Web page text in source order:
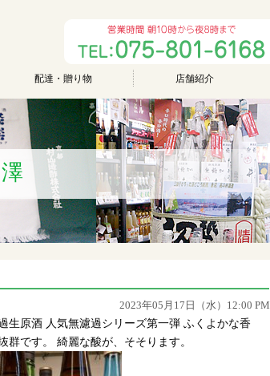
配達・贈り物 店舗紹介
2023年05月17日（水）12:00 PM
酒 人気無濾過シリーズ第一弾 ふくよかな香
群です。 綺麗な酸が、そそります。